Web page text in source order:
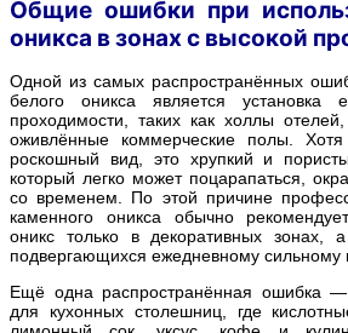
Общие ошибки при
оникса в зонах с высокой
Одной из самых распространённых
белого оникса является установка
проходимости, таких как холлы
оживлённые коммерческие полы.
роскошный вид, это хрупкий и
который легко может поцарапаться,
со временем. По этой причине
каменного оникса обычно
оникс только в декоративных зонах,
подвергающихся ежедневному сильному
Ещё одна распространённая ошибка
для кухонных столешниц, где